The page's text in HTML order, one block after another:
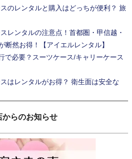
のレンタルと購入はどっちが便利？ 旅
レンタルの注意点！首都圏・甲信越・
断然お得！【アイエルレンタル】
で必要？スーツケース/キャリーケース
はレンタルがお得？ 衛生面は安全な
からのお知らせ